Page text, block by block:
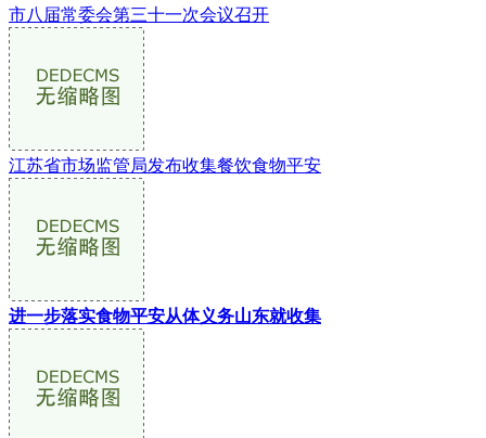
市八届常委会第三十一次会议召开
江苏省市场监管局发布收集餐饮食物平安
进一步落实食物平安从体义务山东就收集